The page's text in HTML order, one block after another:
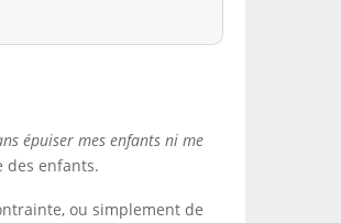
épuiser mes enfants ni me
des enfants.
ou simplement de